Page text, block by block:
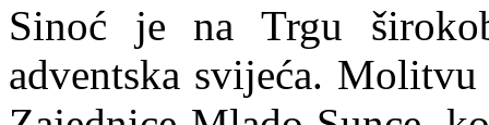
Sinoć je na Trgu
adventska svijeća.